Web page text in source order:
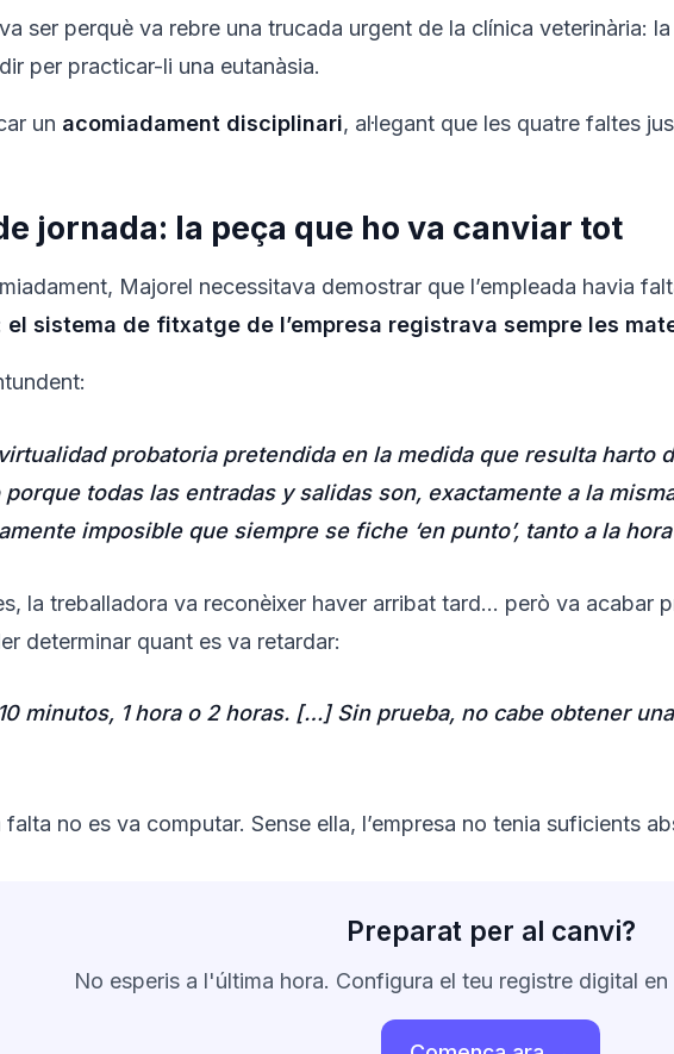
ser perquè va rebre una trucada urgent de la clínica veterinària:
per practicar-li una eutanàsia.
un acomiadament disciplinari, al·legant que les quatre faltes
jornada: la peça que ho va canviar tot
Majorel necessitava demostrar que l’empleada havia
el sistema de fitxatge de l’empresa registrava sempre les
probatoria pretendida en la medida que resulta
todas las entradas y salidas son, exactamente a la
imposible que siempre se fiche ‘en punto’, tanto a la
la treballadora va reconèixer haver arribat tard… però va acabar
determinar quant es va retardar:
minutos, 1 hora o 2 horas. […] Sin prueba, no cabe obtener
falta no es va computar. Sense ella, l’empresa no tenia suficients
Preparat per al canvi?
No esperis a l'última hora. Configura el teu registre digital en